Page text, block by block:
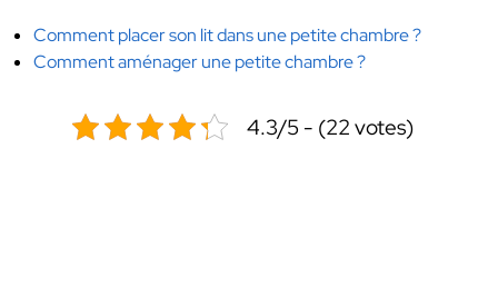
Comment placer son lit dans une petite chambre ?
Comment aménager une petite chambre ?
4.3/5 - (22 votes)